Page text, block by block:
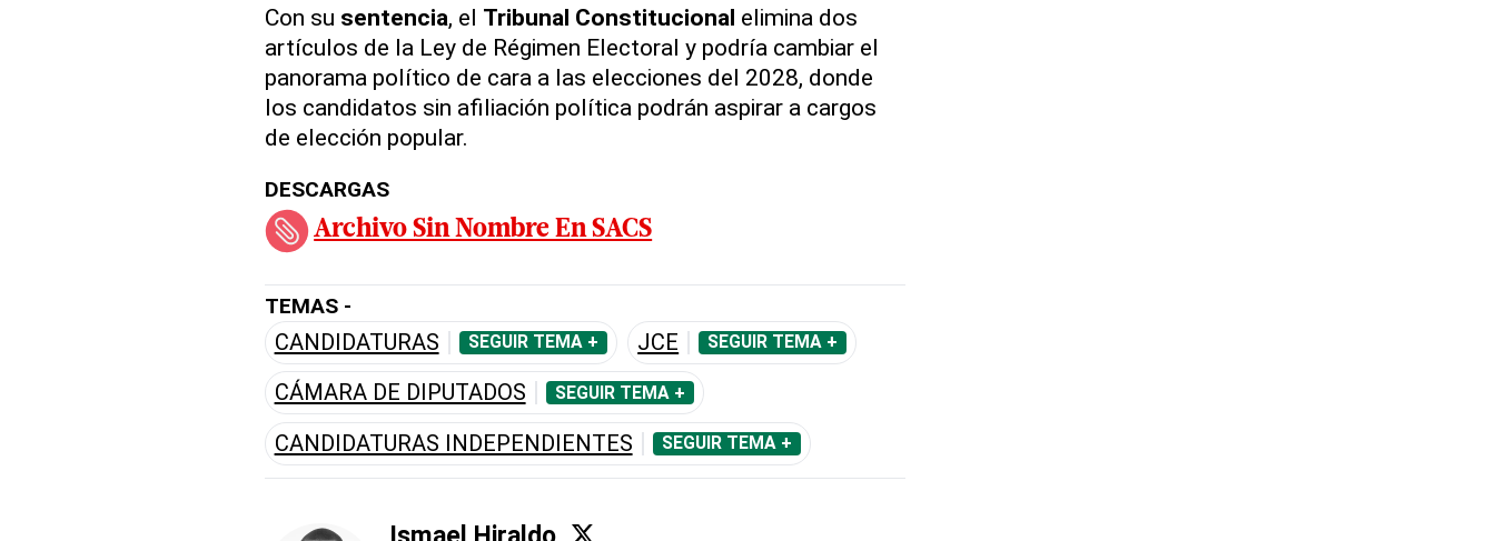
Con su sentencia, el Tribunal Constitucional elimina dos
artículos de la Ley de Régimen Electoral y podría cambiar el
panorama político de cara a las elecciones del 2028, donde
los candidatos sin afiliación política podrán aspirar a cargos
de elección popular.
DESCARGAS
Archivo Sin Nombre En SACS
TEMAS -
CANDIDATURAS SEGUIR TEMA + JCE SEGUIR TEMA +
CÁMARA DE DIPUTADOS SEGUIR TEMA +
CANDIDATURAS INDEPENDIENTES SEGUIR TEMA +